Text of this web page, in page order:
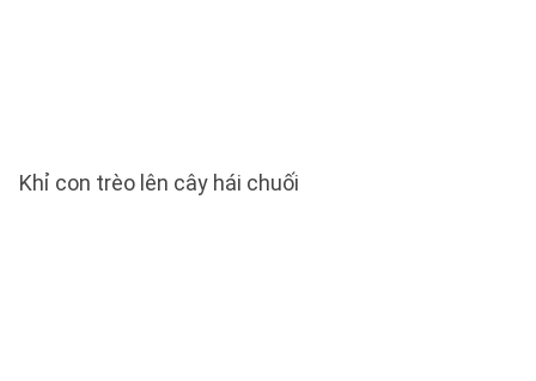
Khỉ con trèo lên cây hái chuối